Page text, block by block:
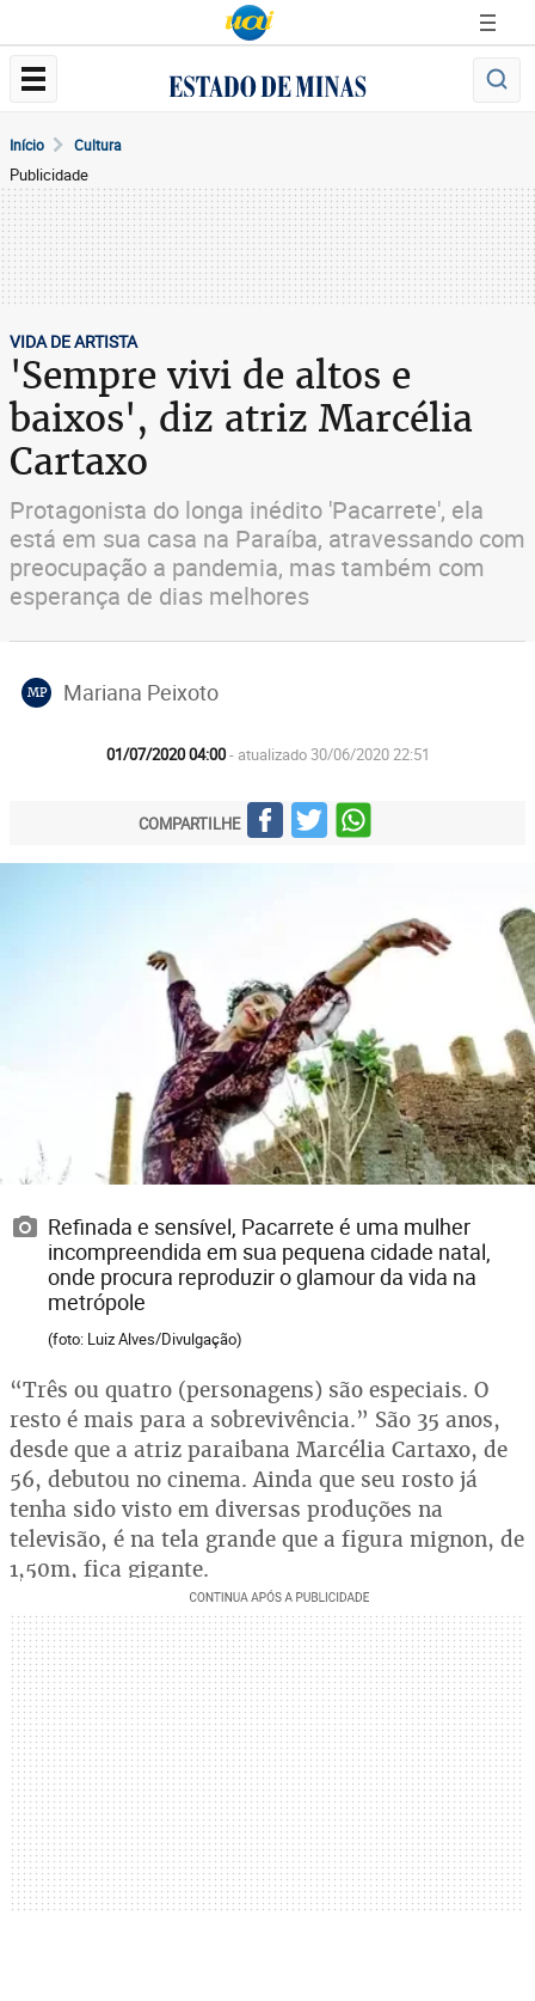
Início Cultura
Publicidade
VIDA DE ARTISTA
'Sempre vivi de altos e
baixos', diz atriz Marcélia
Cartaxo
Protagonista do longa inédito 'Pacarrete', ela
está em sua casa na Paraíba, atravessando com
preocupação a pandemia, mas também com
esperança de dias melhores
MP Mariana Peixoto
01/07/2020 04:00- atualizado 30/06/2020 22:51
COMPARTILHE
Refinada e sensível, Pacarrete é uma mulher
incompreendida em sua pequena cidade natal,
onde procura reproduzir o glamour da vida na
metrópole
(foto: Luiz Alves/Divulgação)
“Três ou quatro (personagens) são especiais. O
resto é mais para a sobrevivência.” São 35 anos,
desde que a atriz paraibana Marcélia Cartaxo, de
56, debutou no cinema. Ainda que seu rosto já
tenha sido visto em diversas produções na
televisão, é na tela grande que a figura mignon, de
1,50m, fica gigante.